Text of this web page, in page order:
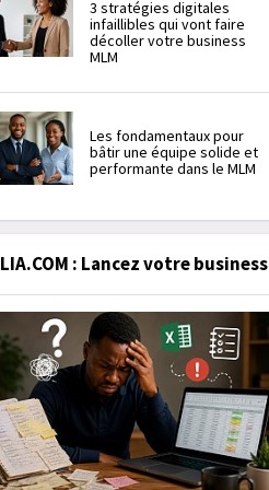
3 stratégies digitales
infaillibles qui vont faire
décoller votre business
MLM
Les fondamentaux pour
bâtir une équipe solide et
performante dans le MLM
: Lancez votre business